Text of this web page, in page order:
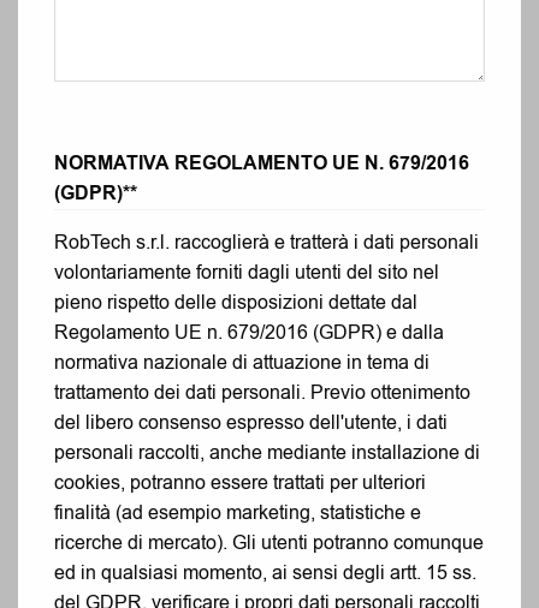
NORMATIVA REGOLAMENTO UE N. 679/2016
(GDPR)**
RobTech s.r.l. raccoglierà e tratterà i dati personali
volontariamente forniti dagli utenti del sito nel
pieno rispetto delle disposizioni dettate dal
Regolamento UE n. 679/2016 (GDPR) e dalla
normativa nazionale di attuazione in tema di
trattamento dei dati personali. Previo ottenimento
del libero consenso espresso dell'utente, i dati
personali raccolti, anche mediante installazione di
cookies, potranno essere trattati per ulteriori
finalità (ad esempio marketing, statistiche e
ricerche di mercato). Gli utenti potranno comunque
ed in qualsiasi momento, ai sensi degli artt. 15 ss.